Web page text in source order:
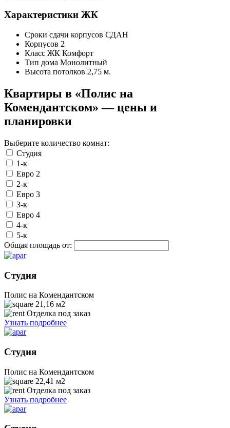
Характеристики ЖК
Сроки сдачи корпусов СДАН
Корпусов 2
Класс ЖК Комфорт
Тип дома Монолитный
Высота потолков 2,75 м.
Квартиры в «Полис на
Комендантском» — цены и
планировки
Выберите количество комнат:
Студия
1-к
Евро 2
2-к
Евро 3
3-к
Евро 4
4-к
5-к
Общая площадь от:
Студия
Полис на Комендантском
21,16 м2
Отделка под заказ
Узнать подробнее
Студия
Полис на Комендантском
22,41 м2
Отделка под заказ
Узнать подробнее